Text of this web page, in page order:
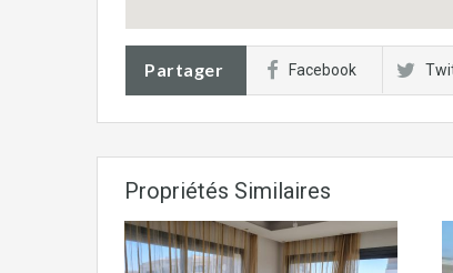
Partager Facebook
Propriétés Similaires